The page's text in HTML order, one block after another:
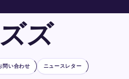
ズ
問い合わせ ニュースレター